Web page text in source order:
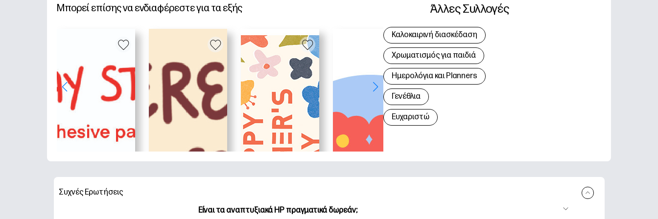
Μπορεί επίσης να ενδιαφέρεστε για τα εξής Άλλες Συλλογές
Καλοκαιρινή διασκέδαση
Χρωματισμός για παιδιά
Hμερολόγια και Planners
Γενέθλια
Ευχαριστώ
Συχνές Ερωτήσεις
Είναι τα αναπτυξιακά HP πραγματικά δωρεάν;